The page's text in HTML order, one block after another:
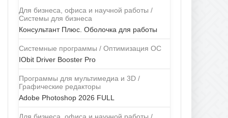
Для бизнеса, офиса и научной работы /
Системы для бизнеса
Консультант Плюс. Оболочка для работы
Системные программы / Оптимизация ОС
IObit Driver Booster Pro
Программы для мультимедиа и 3D /
Графические редакторы
Adobe Photoshop 2026 FULL